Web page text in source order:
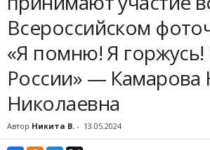
Всероссийском
«Я помню! Я
России» — Камарова
Николаевна
Автор Никита В. - 13.05.2024